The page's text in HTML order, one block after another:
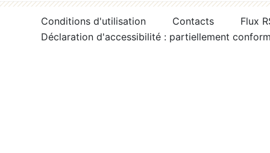
Conditions d'utilisation Contacts
Flux
Déclaration d'accessibilité : partiellement